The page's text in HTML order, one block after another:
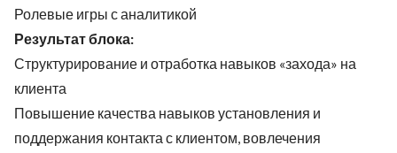
Ролевые игры с аналитикой
Результат блока:
Структурирование и отработка навыков «захода» на
клиента
Повышение качества навыков установления и
поддержания контакта с клиентом, вовлечения